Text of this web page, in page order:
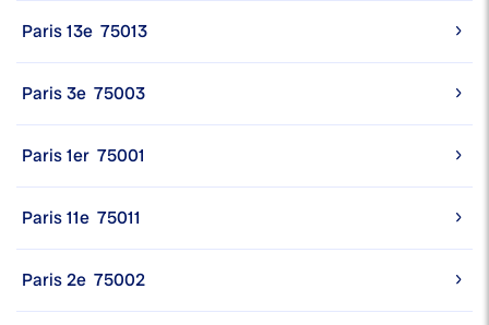
Paris 13e 75013
Paris 3e 75003
Paris 1er 75001
Paris 11e 75011
Paris 2e 75002